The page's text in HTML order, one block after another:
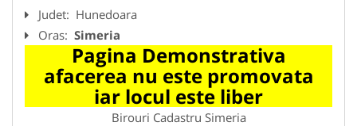
Judet: Hunedoara
Oras: Simeria
Pagina Demonstrativa
afacerea nu este promovata
iar locul este liber
Birouri Cadastru Simeria